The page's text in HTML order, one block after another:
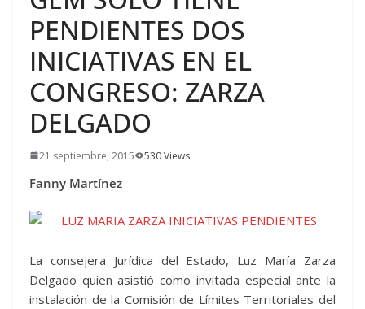
PENDIENTES DOS
INICIATIVAS EN EL
CONGRESO: ZARZA
DELGADO
21 septiembre, 2015 530 Views
Fanny Martínez
La consejera Jurídica del Estado, Luz María Zarza
Delgado quien asistió como invitada especial ante la
instalación de la Comisión de Límites Territoriales del